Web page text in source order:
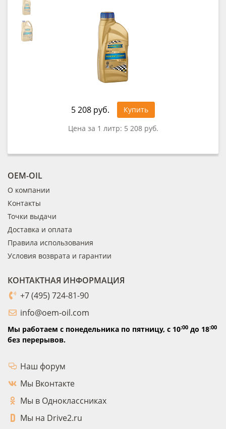
5 208 руб.
Купить
Цена за 1 литр: 5 208 руб.
OEM-OIL
О компании
Контакты
Точки выдачи
Доставка и оплата
Правила использования
Условия возврата и гарантии
КОНТАКТНАЯ ИНФОРМАЦИЯ
+7 (495) 724-81-90
info@oem-oil.com
Мы работаем с понедельника по пятницу, с 10:00 до 18:00
без перерывов.
Наш форум
Мы Вконтакте
Мы в Одноклассниках
Мы на Drive2.ru